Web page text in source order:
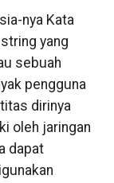
nya Kata
yang
sebuah
pengguna
dirinya
oleh jaringan
dapat